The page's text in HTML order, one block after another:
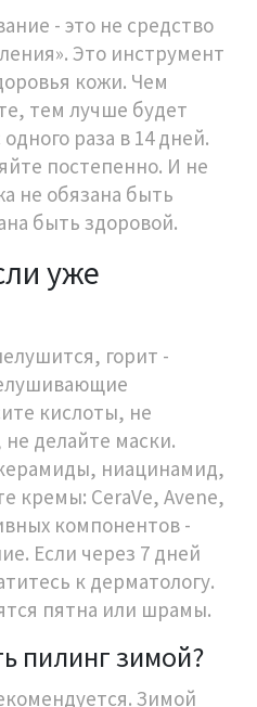
- это не средство
Это инструмент
кожи. Чем
тем лучше будет
раза в 14 дней.
постепенно. И не
не обязана быть
быть здоровой.
уже
горит -
кислоты, не
делайте маски.
ниацинамид,
кремы: CeraVe, Avene,
компонентов -
Если через 7 дней
к дерматологу.
пятна или шрамы.
пилинг зимой?
Зимой